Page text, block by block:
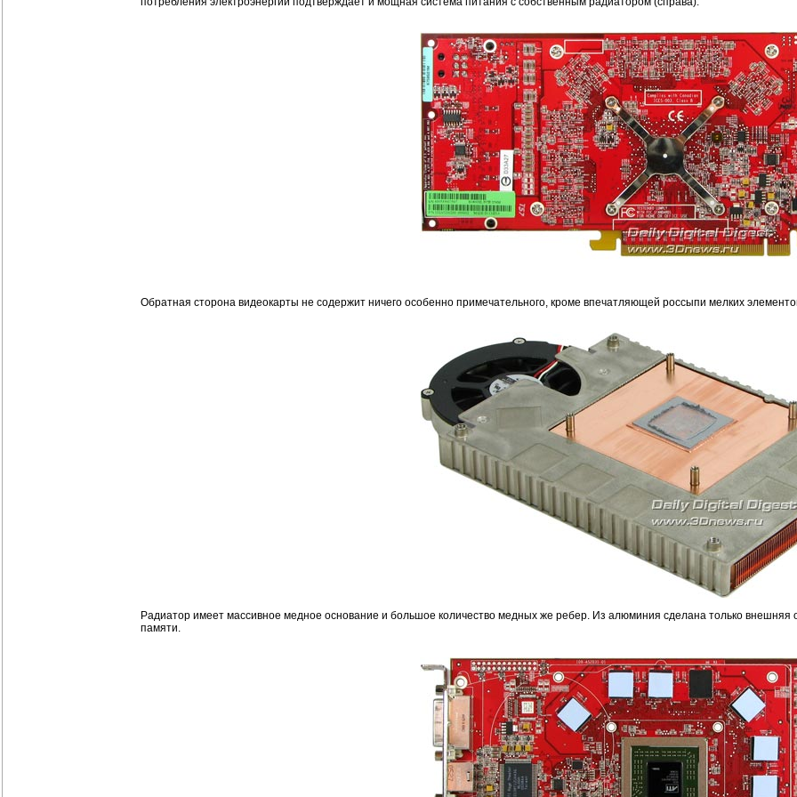
Обратная сторона видеокарты не содержит ничего особенно примечательного, кроме впечатляющей россыпи мелких
Радиатор имеет массивное медное основание и большое количество медных же ребер. Из алюминия сделана только внешняя
памяти.